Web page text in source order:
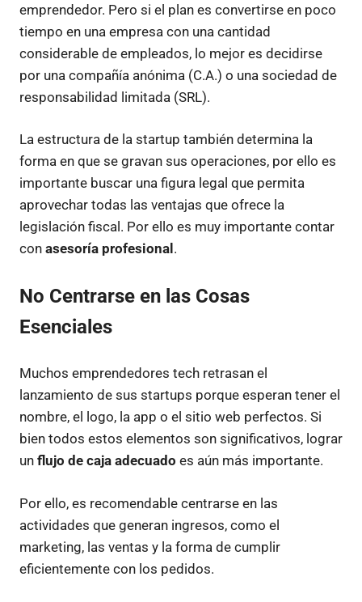
emprendedor. Pero si el plan es convertirse en poco
tiempo en una empresa con una cantidad
considerable de empleados, lo mejor es decidirse
por una compañía anónima (C.A.) o una sociedad de
responsabilidad limitada (SRL).
La estructura de la startup también determina la
forma en que se gravan sus operaciones, por ello es
importante buscar una figura legal que permita
aprovechar todas las ventajas que ofrece la
legislación fiscal. Por ello es muy importante contar
con asesoría profesional .
No Centrarse en las Cosas
Esenciales
Muchos emprendedores tech retrasan el
lanzamiento de sus startups porque esperan tener el
nombre, el logo, la app o el sitio web perfectos. Si
bien todos estos elementos son significativos, lograr
un flujo de caja adecuado es aún más importante.
Por ello, es recomendable centrarse en las
actividades que generan ingresos, como el
marketing, las ventas y la forma de cumplir
eficientemente con los pedidos.